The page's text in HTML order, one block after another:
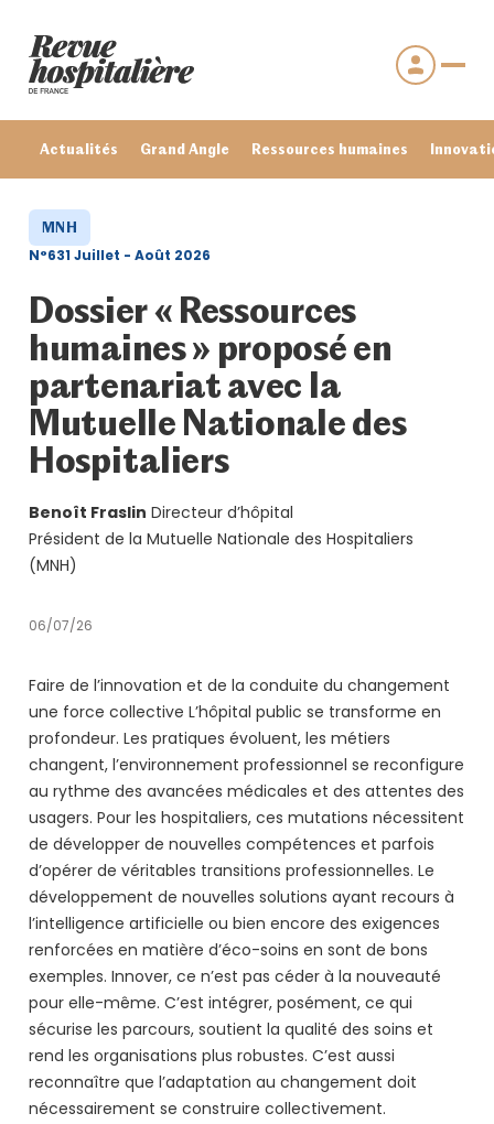
Actualités Grand Angle Ressources humaines
Se connecter
Mot de passe oublié ?
MNH
N°631 Juillet - Août 2026
Dossier « Ressources
humaines » proposé en
partenariat avec la
Mutuelle Nationale des
Hospitaliers
Benoît Fraslin Directeur d’hôpital
Président de la Mutuelle Nationale des Hospitaliers
(MNH)
06/07/26
Faire de l’innovation et de la conduite du changement
une force collective L’hôpital public se transforme en
profondeur. Les pratiques évoluent, les métiers
changent, l’environnement professionnel se reconfigure
au rythme des avancées médicales et des attentes des
usagers. Pour les hospitaliers, ces mutations nécessitent
de développer de nouvelles compétences et parfois
d’opérer de véritables transitions professionnelles. Le
développement de nouvelles solutions ayant recours à
l’intelligence artificielle ou bien encore des exigences
renforcées en matière d’éco-soins en sont de bons
exemples. Innover, ce n’est pas céder à la nouveauté
pour elle-même. C’est intégrer, posément, ce qui
sécurise les parcours, soutient la qualité des soins et
rend les organisations plus robustes. C’est aussi
reconnaître que l’adaptation au changement doit
nécessairement se construire collectivement.